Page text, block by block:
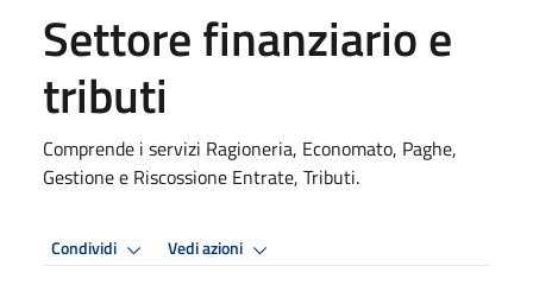
Settore finanziario e
tributi
Comprende i servizi Ragioneria, Economato, Paghe,
Gestione e Riscossione Entrate, Tributi.
Condividi Vedi azioni